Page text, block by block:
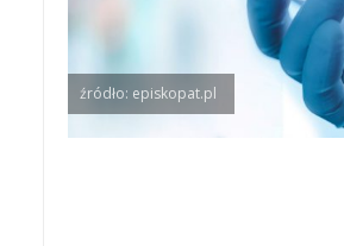
źródło: episkopat.pl